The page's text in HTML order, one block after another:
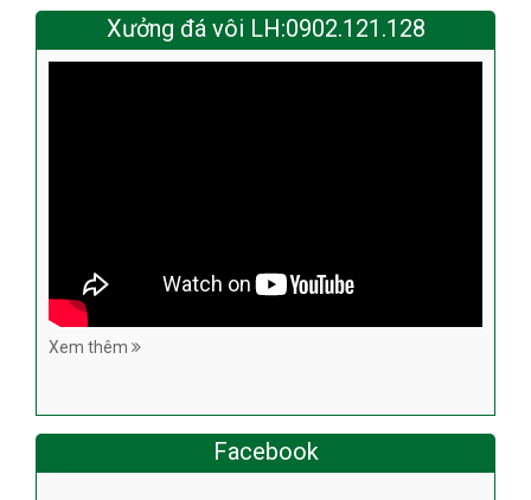
Xưởng đá vôi LH:0902.121.128
Xem thêm
Facebook